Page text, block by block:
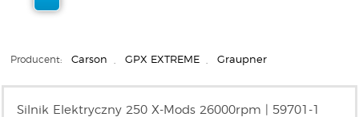
Producent: Carson GPX EXTREME Graupner
Silnik Elektryczny 250 X-Mods 26000rpm | 59701-1